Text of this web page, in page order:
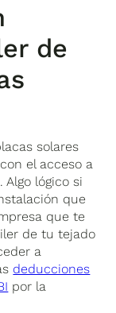
una
en la
Este
cuota se
en el
ser
alquiler de
1.500€
como:
sol
pueda
de la
que
de entre el
de
solares
el acceso a
lógico si
que
que te
de tu tejado
a
deducciones
por la